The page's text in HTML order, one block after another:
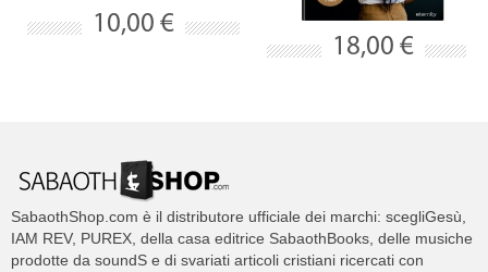
10,00 €
18,00 €
SabaothShop.com è il distributore ufficiale dei marchi: scegliGesù,
IAM REV, PUREX, della casa editrice SabaothBooks, delle musiche
prodotte da soundS e di svariati articoli cristiani ricercati con